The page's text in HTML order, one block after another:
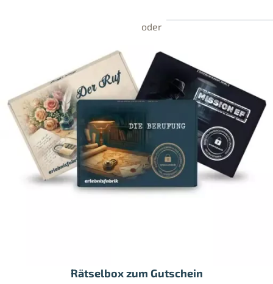
Rätselbox zum Gutschein